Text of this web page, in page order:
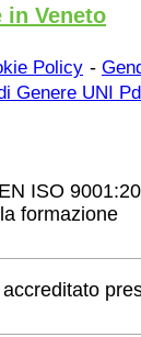
in Veneto
Policy -
Genere UNI
ISO
formazione